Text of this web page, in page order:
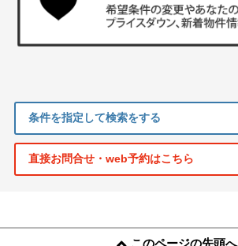
条件を指定して検索をする
直接お問合せ・web予約はこちら